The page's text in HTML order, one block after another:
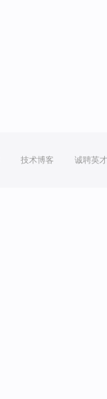
技术博客 诚聘英才